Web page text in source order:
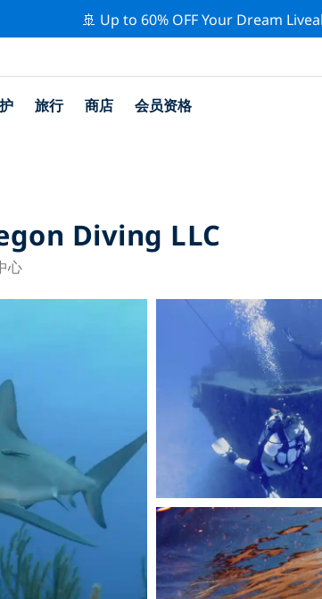
🚢 Up to 60% OFF Your Dream
旅行 商店 会员资格
Diving LLC
心